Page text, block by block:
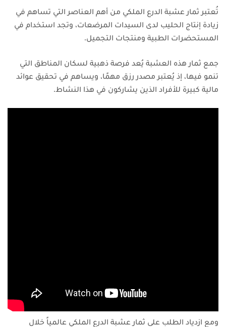
تُعتبر ثمار عشبة الدرع الملكي من أهم العناصر التي تساهم في
زيادة إنتاج الحليب لدى السيدات المرضعات، وتجد استخدام في
المستحضرات الطبية ومنتجات التجميل.
جمع ثمار هذه العشبة يُعد فرصة ذهبية لسكان المناطق التي
تنمو فيها، إذ يُعتبر مصدر رزق مهمًا، ويساهم في تحقيق عوائد
مالية كبيرة للأفراد الذين يشاركون في هذا النشاط.
ومع ازدياد الطلب على ثمار عشبة الدرع الملكي عالمياً خلال